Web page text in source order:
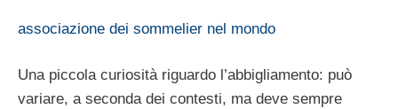
associazione dei sommelier nel mondo
Una piccola curiosità riguardo l’abbigliamento: può
variare, a seconda dei contesti, ma deve sempre